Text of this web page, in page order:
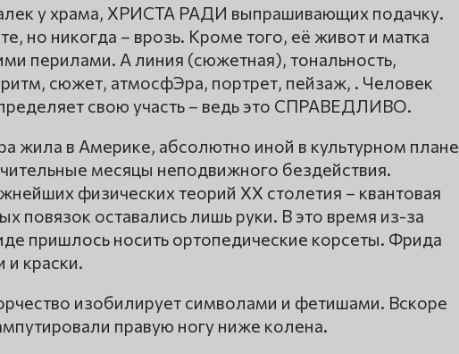
у храма, ХРИСТА РАДИ выпрашивающих подачку.
но никогда – врозь. Кроме того, её живот и матка
перилами. А линия (сюжетная), тональность,
сюжет, атмосфЭра, портрет, пейзаж, . Человек
свою участь – ведь это СПРАВЕДЛИВО.
жила в Америке, абсолютно иной в культурном плане
месяцы неподвижного бездействия.
физических теорий XX столетия – квантовая
повязок оставались лишь руки. В это время из-за
пришлось носить ортопедические корсеты. Фрида
и краски.
изобилирует символами и фетишами. Вскоре
правую ногу ниже колена.